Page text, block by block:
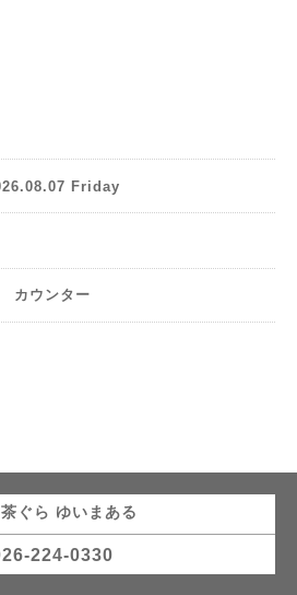
Friday
カウンター
ぐら ゆいまある
224-0330